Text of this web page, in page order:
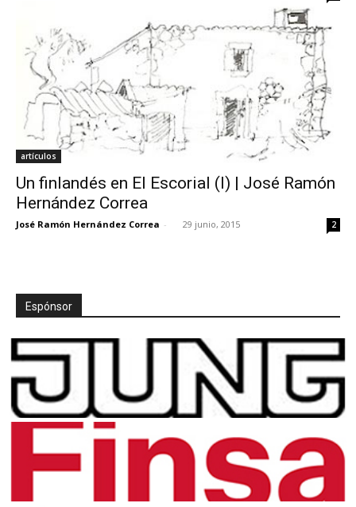
artículos
Un finlandés en El Escorial (I) | José Ramón
Hernández Correa
José Ramón Hernández Correa - 29 junio, 2015 2
Espónsor